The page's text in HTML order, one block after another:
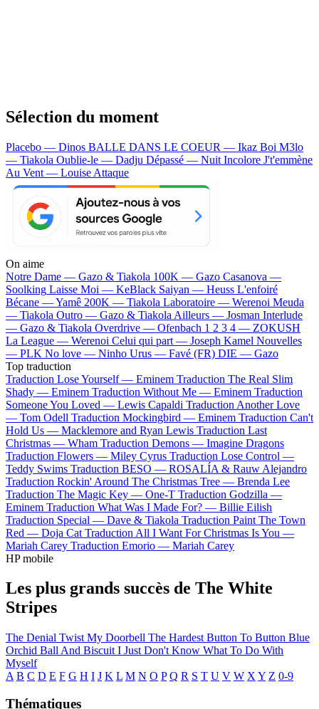
Sélection du moment
Placebo — Dinos BALLE DANS LE COEUR — Ikaz Boi M3lo
— Tiakola Oublie-le — Dadju Dépassé — Nuit Incolore J't'emmène
Au Vent — Louise Attaque
On aime
Notre Dame — Gazo & Tiakola 100K — Gazo Casanova —
Soolking Laisse Moi — KeBlack Saiyan — Heuss L'enfoiré
Bécane —Yamê 200K — Tiakola Laboratoire — Werenoi Meuda
— Tiakola Outro — Gazo & Tiakola Ailleurs — Josman Interlude
— Gazo & Tiakola Overdrive — Ofenbach 1 2 3 4 — ZOKUSH
La League — Werenoi Celui qui part — Joseph Kamel Nouvelles
— PLK No love — Ninho Urus — Favé (FR) DIE — Gazo
Top traduction
Traduction Lose Yourself — Eminem Traduction The Real Slim
Shady — Eminem Traduction Without Me — Eminem Traduction
Someone You Loved — Lewis Capaldi Traduction Another Love
— Tom Odell Traduction Mockingbird — Eminem Traduction Can't
Hold Us — Macklemore and Ryan Lewis Traduction Last
Christmas — Wham Traduction Demons — Imagine Dragons
Traduction Flowers — Miley Cyrus Traduction Lose Control —
Teddy Swims Traduction BESO — ROSALÍA & Rauw Alejandro
Traduction Rockin' Around The Christmas Tree — Brenda Lee
Traduction The Magic Key — One-T Traduction Godzilla —
Eminem Traduction What Was I Made For? — Billie Eilish
Traduction Special — Dave & Tiakola Traduction Paint The Town
Red — Doja Cat Traduction All I Want For Christmas Is You —
Mariah Carey Traduction Emorio — Mariah Carey
HP mobile
Les plus grands succès de The White
Stripes
The Denial Twist My Doorbell The Hardest Button To Button Blue
Orchid Ball And Biscuit I Just Don't Know What To Do With
Myself
A B C D E F G H I J K L M N O P Q R S T U V W X Y Z 0-9
Thématiques